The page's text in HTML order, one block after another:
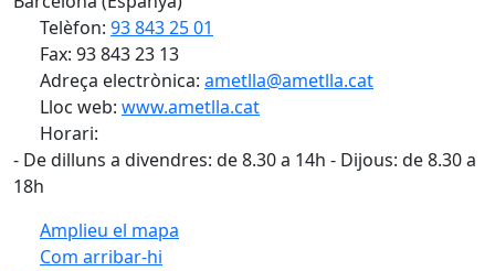
Telèfon: 93 843 25 01
Fax: 93 843 23 13
Adreça electrònica: ametlla@ametlla.cat
Lloc web: www.ametlla.cat
Horari:
- De dilluns a divendres: de 8.30 a 14h - Dijous: de 8.30 a
18h
Amplieu el mapa
Com arribar-hi